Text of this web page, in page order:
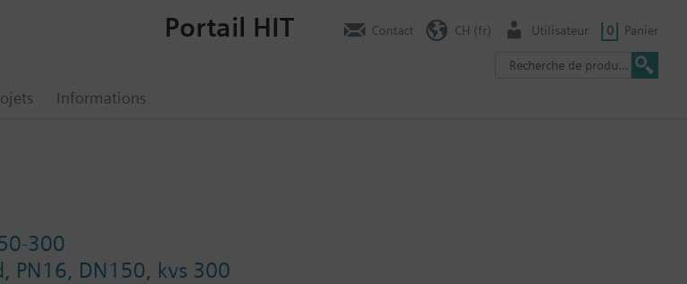
Informations
Portail HIT Contact CH (fr) Utilisateur 0 Panier
300
PN16, DN150, kvs 300